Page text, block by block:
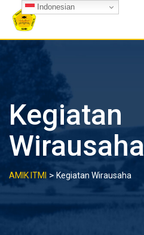
content
Kegiatan
Wirausaha
AMIK ITMI > Kegiatan Wirausaha
Indonesian